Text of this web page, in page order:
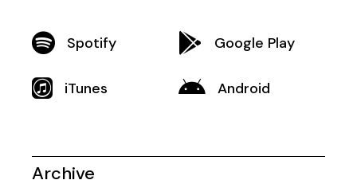
Spotify Google Play
iTunes Android
Archive